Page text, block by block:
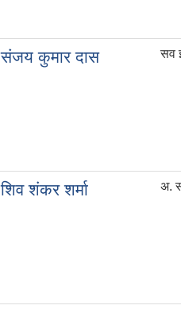
संजय कुमार दास सव
शिव शंकर शर्मा अ.